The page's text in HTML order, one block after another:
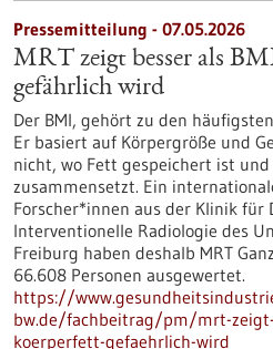
Pressemitteilung - 07.05.2026
MRT zeigt besser als
gefährlich wird
Der BMI, gehört zu den
Er basiert auf Körpergröße und
nicht, wo Fett gespeichert ist
zusammensetzt. Ein
Forscher*innen aus der Klinik für
Interventionelle Radiologie des
Freiburg haben deshalb MRT
66.608 Personen ausgewertet.
https://
bw.de/fachbeitrag/pm/mrt-
koerperfett-gefaehrlich-wird